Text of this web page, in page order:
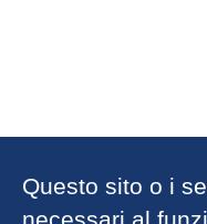
Questo sito o i